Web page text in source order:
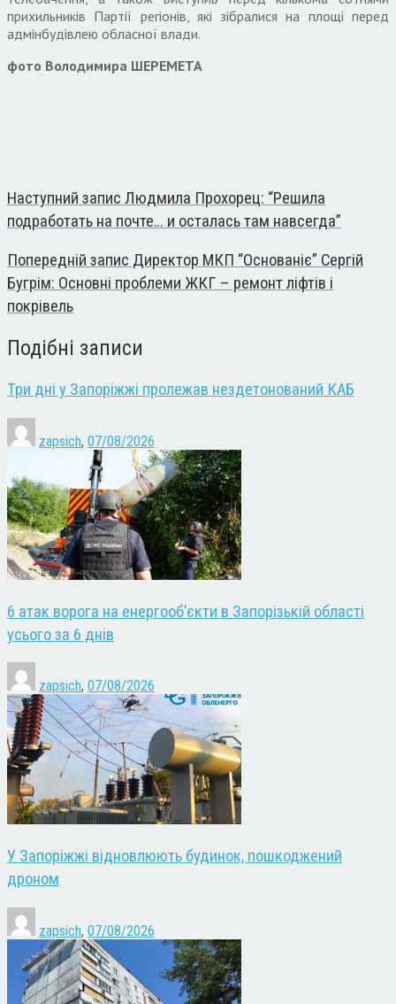
прихильників Партії регіонів, які зібралися на площі перед
адмінбудівлею обласної влади.
фото Володимира ШЕРЕМЕТА
Наступний запис Людмила Прохорец: “Решила
подработать на почте… и осталась там навсегда”
Попередній запис Директор МКП “Основаніє” Сергій
Бугрім: Основні проблеми ЖКГ – ремонт ліфтів і
покрівель
Подібні записи
Три дні у Запоріжжі пролежав нездетонований КАБ
zapsich, 07/08/2026
6 атак ворога на енергооб’єкти в Запорізькій області
усього за 6 днів
zapsich, 07/08/2026
У Запоріжжі відновлюють будинок, пошкоджений
дроном
zapsich, 07/08/2026